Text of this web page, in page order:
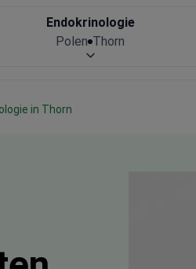
in Thorn
Endokrinologie
Polen Thorn